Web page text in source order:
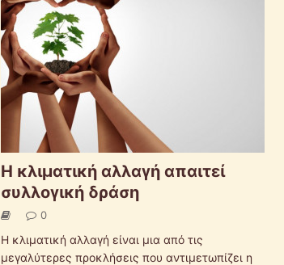
H κλιματική αλλαγή απαιτεί
συλλογική δράση
0
Η κλιματική αλλαγή είναι μια από τις
μεγαλύτερες προκλήσεις που αντιμετωπίζει η